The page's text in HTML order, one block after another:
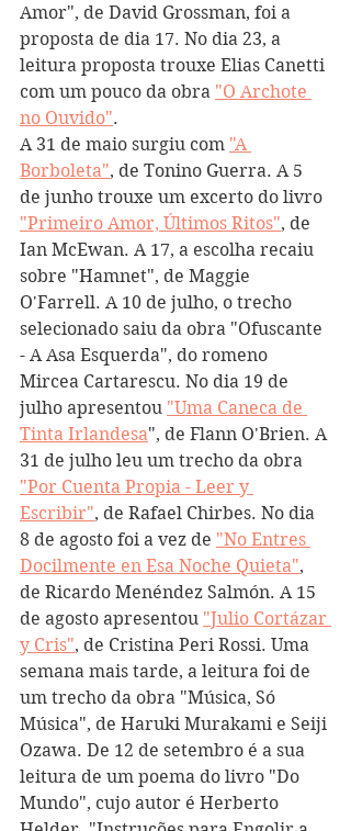
Amor", de David Grossman, foi a
proposta de dia 17. No dia 23, a
leitura proposta trouxe Elias Canetti
com um pouco da obra "O Archote
no Ouvido".
A 31 de maio surgiu com "A
Borboleta", de Tonino Guerra. A 5
de junho trouxe um excerto do livro
"Primeiro Amor, Últimos Ritos", de
Ian McEwan. A 17, a escolha recaiu
sobre "Hamnet", de Maggie
O'Farrell. A 10 de julho, o trecho
selecionado saiu da obra "Ofuscante
- A Asa Esquerda", do romeno
Mircea Cartarescu. No dia 19 de
julho apresentou "Uma Caneca de
Tinta Irlandesa", de Flann O'Brien. A
31 de julho leu um trecho da obra
"Por Cuenta Propia - Leer y
Escribir", de Rafael Chirbes. No dia
8 de agosto foi a vez de "No Entres
Docilmente en Esa Noche Quieta",
de Ricardo Menéndez Salmón. A 15
de agosto apresentou "Julio Cortázar
y Cris", de Cristina Peri Rossi. Uma
semana mais tarde, a leitura foi de
um trecho da obra "Música, Só
Música", de Haruki Murakami e Seiji
Ozawa. De 12 de setembro é a sua
leitura de um poema do livro "Do
Mundo", cujo autor é Herberto